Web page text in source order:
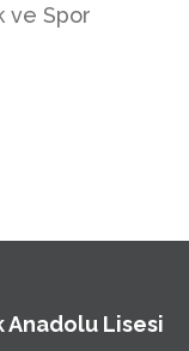
ve Spor
Anadolu Lisesi